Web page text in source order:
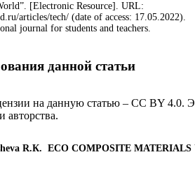
[Electronic Resource]. URL:
articles/tech/ (date of access: 17.05.2022).
journal for students and teachers.
данной статьи
на данную статью – CC BY 4.0.
авторства.
R.К. ECO COMPOSITE MATERIALS